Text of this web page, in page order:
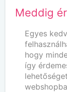
Meddig
Egyes
hogy
így